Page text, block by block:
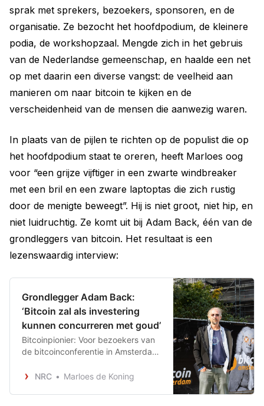
sprak met sprekers, bezoekers, sponsoren, en de
organisatie. Ze bezocht het hoofdpodium, de kleinere
podia, de workshopzaal. Mengde zich in het gebruis
van de Nederlandse gemeenschap, en haalde een net
op met daarin een diverse vangst: de veelheid aan
manieren om naar bitcoin te kijken en de
verscheidenheid van de mensen die aanwezig waren.
In plaats van de pijlen te richten op de populist die op
het hoofdpodium staat te oreren, heeft Marloes oog
voor “een grijze vijftiger in een zwarte windbreaker
met een bril en een zware laptoptas die zich rustig
door de menigte beweegt”. Hij is niet groot, niet hip, en
niet luidruchtig. Ze komt uit bij Adam Back, één van de
grondleggers van bitcoin. Het resultaat is een
lezenswaardig interview:
Grondlegger Adam Back:
‘Bitcoin zal als investering
kunnen concurreren met goud’
Bitcoinpionier: Voor bezoekers van
de bitcoinconferentie in Amsterdam
met eenzaam aan de top Adam
NRC Marloes de Koning